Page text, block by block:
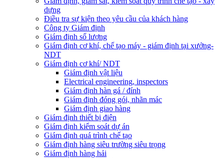
dựng
Điều tra sự kiện theo yêu cầu của khách hàng
Công ty Giám định
Giám định số lượng
Giám định cơ khí, chế tạo máy - giám định tại xưởng-
NDT
Giám định cơ khí/ NDT
Giám định vật liệu
Electrical engineering, inspectors
Giám định hàn gá / đính
Giám định đóng gói, nhãn mác
Giám định giao hàng
Giám định thiết bị điện
Giám định kiểm soát dự án
Giám định quá trình chế tạo
Giám định hàng siêu trường siêu trọng
Giám định hàng hải